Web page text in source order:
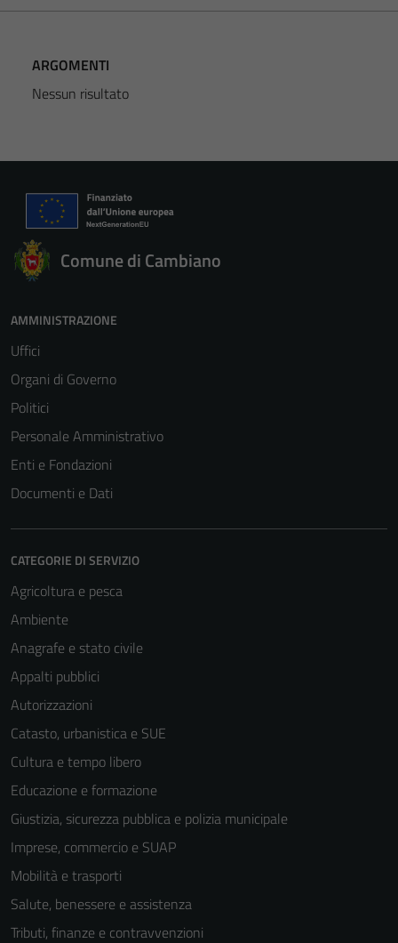
ARGOMENTI
Nessun risultato
Comune di Cambiano
AMMINISTRAZIONE
Uffici
Organi di Governo
Politici
Personale Amministrativo
Enti e Fondazioni
Documenti e Dati
CATEGORIE DI SERVIZIO
Agricoltura e pesca
Ambiente
Anagrafe e stato civile
Appalti pubblici
Autorizzazioni
Catasto, urbanistica e SUE
Cultura e tempo libero
Educazione e formazione
Giustizia, sicurezza pubblica e polizia municipale
Imprese, commercio e SUAP
Mobilità e trasporti
Salute, benessere e assistenza
Tributi, finanze e contravvenzioni